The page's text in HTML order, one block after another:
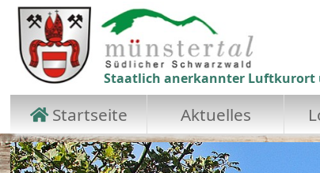
Zum Hauptinhalt springen
Staatlich anerkannter
Startseite Aktuelles